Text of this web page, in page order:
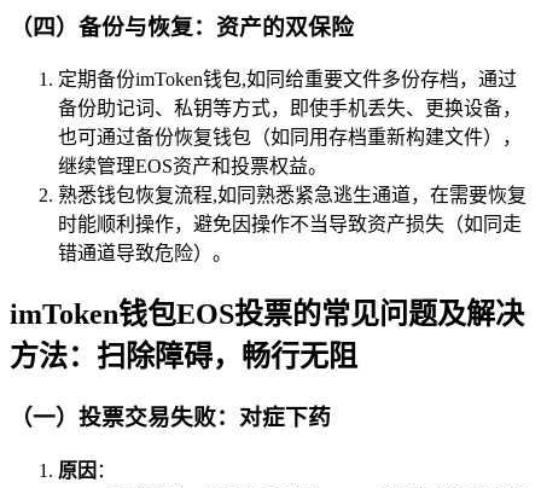
（四）备份与恢复：资产的双保险
定期备份imToken钱包,如同给重要文件多份存档，通过
备份助记词、私钥等方式，即使手机丢失、更换设备，
也可通过备份恢复钱包（如同用存档重新构建文件），
继续管理EOS资产和投票权益。
熟悉钱包恢复流程,如同熟悉紧急逃生通道，在需要恢复
时能顺利操作，避免因操作不当导致资产损失（如同走
错通道导致危险）。
imToken钱包EOS投票的常见问题及解决
方法：扫除障碍，畅行无阻
（一）投票交易失败：对症下药
原因 ：